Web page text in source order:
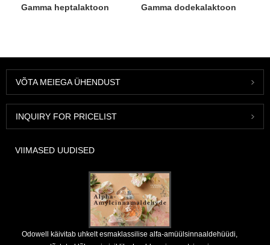
Gamma heptalaktoon Gamma dodekalaktoon
VÕTA MEIEGA ÜHENDUST
INQUIRY FOR PRICELIST
VIIMASED UUDISED
Odowell käivitab uhkelt esmaklassilise alfa-amüülsinnaaldehüüdi,